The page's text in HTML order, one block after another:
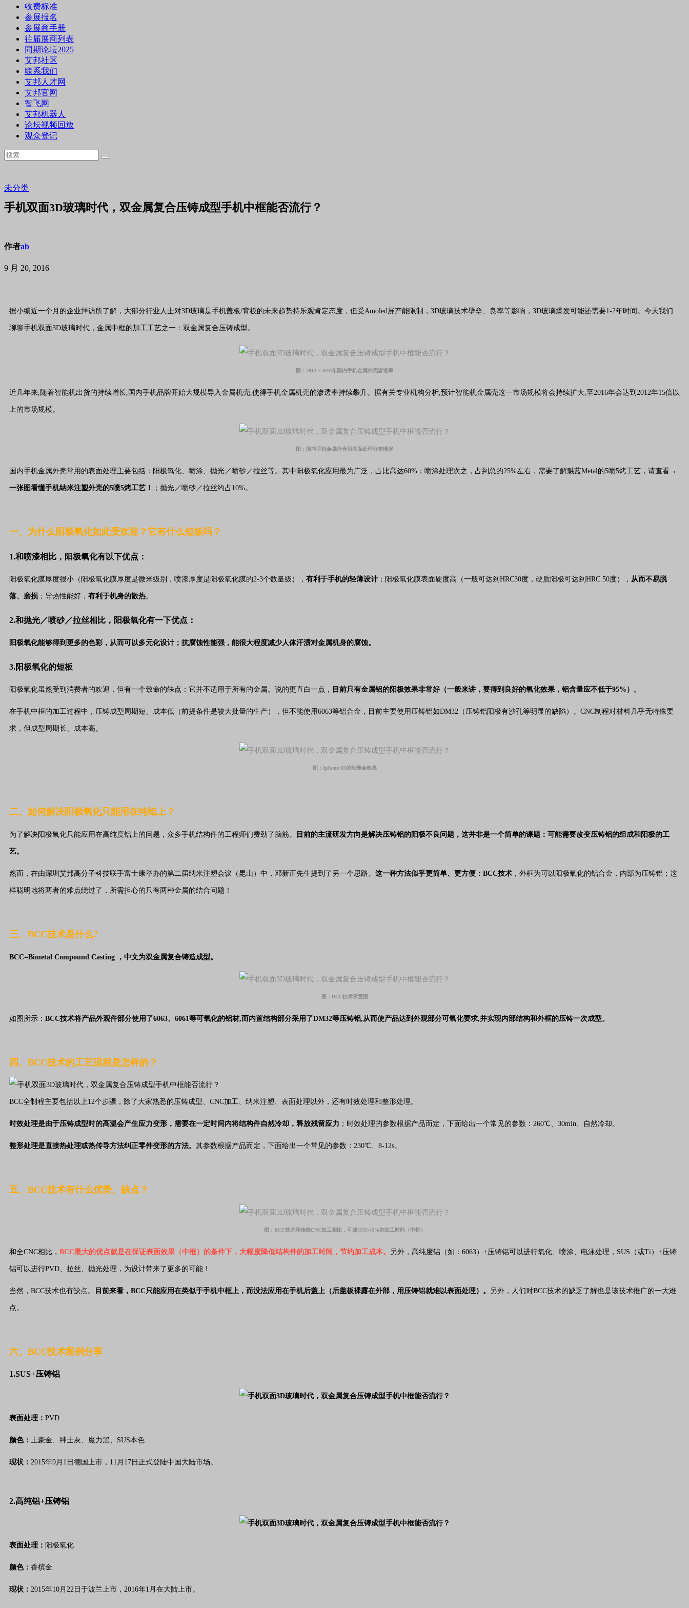
收费标准
参展报名
参展商手册
往届展商列表
同期论坛2025
艾邦社区
联系我们
艾邦人才网
艾邦官网
智飞网
艾邦机器人
论坛视频回放
观众登记
未分类
手机双面3D玻璃时代，双金属复合压铸成型手机中框能否流行？
作者ab
9 月 20, 2016
据小编近一个月的企业拜访所了解，大部分行业人士对3D玻璃是手机盖板/背板的未来趋势持乐观肯定态度，但受Amoled屏产能限制，3D玻璃技术壁垒、良率等影响，3D玻璃爆发可能还需要1-2年时间。今天我们
聊聊手机双面3D玻璃时代，金属中框的加工工艺之一：双金属复合压铸成型。
图：2012－2016年国内手机金属外壳渗透率
近几年来,随着智能机出货的持续增长,国内手机品牌开始大规模导入金属机壳,使得手机金属机壳的渗透率持续攀升。据有关专业机构分析,预计智能机金属壳这一市场规模将会持续扩大,至2016年会达到2012年15倍以
上的市场规模。
图：国内手机金属外壳用表面处理分布情况
国内手机金属外壳常用的表面处理主要包括：阳极氧化、喷涂、抛光／喷砂／拉丝等。其中阳极氧化应用最为广泛，占比高达60% ；喷涂处理次之，占到总的25%左右，需要了解魅蓝Metal的5喷5烤工艺， 请查看→
一张图看懂手机纳米注塑外壳的5喷5烤工艺！ ；抛光／喷砂／拉丝约占10%。
一、为什么阳极氧化如此受欢迎？它有什么短板吗？
1.和喷漆相比， 阳极氧化有以下优点：
阳极氧化膜厚度很小（阳极氧化膜厚度是微米级别，喷漆厚度是阳极氧化膜的2-3个数量级）， 有利于手机的轻薄设计 ；阳极氧化膜表面硬度高（一般可达到HRC30度，硬质阳极可达到HRC 50度）， 从而不易脱
落、磨损 ；导热性能好， 有利于机身的散热。
2.和抛光／喷砂／拉丝相比，阳极氧化有一下优点：
阳极氧化能够得到更多的色彩，从而可以多元化设计；抗腐蚀性能强，能很大程度减少人体汗渍对金属机身的腐蚀。
3.阳极氧化的短板
阳极氧化虽然受到消费者的欢迎，但有一个致命的缺点：它并不适用于所有的金属。说的更直白一点， 目前只有金属铝的阳极效果非常好（一般来讲，要得到良好的氧化效果，铝含量应不低于95%）。
在手机中框的加工过程中，压铸成型周期短、成本低（前提条件是较大批量的生产），但不能使用6063等铝合金，目前主要使用压铸铝如DM32（压铸铝阳极有沙孔等明显的缺陷）。CNC制程对材料几乎无特殊要
求，但成型周期长、成本高。
图：Iphone 6S的玫瑰金效果
二、如何解决阳极氧化只能用在纯铝上？
为了解决阳极氧化只能应用在高纯度铝上的问题，众多手机结构件的工程师们费劲了脑筋。 目前的主流研发方向是解决压铸铝的阳极不良问题，这并非是一个简单的课题：可能需要改变压铸铝的组成和阳极的工
艺。
然而，在由深圳艾邦高分子科技联手富士康举办的第二届纳米注塑会议（昆山）中， 邓新正先生提到了另一个思路。 这一种方法似乎更简单、更方便：BCC技术 ，外框为可以阳极氧化的铝合金，内部为压铸铝；这
样聪明地将两者的难点绕过了，所需担心的只有两种金属的结合问题！
三、BCC技术是什么?
BCC=Bimetal Compound Casting ，中文为双金属复合铸造成型。
图：BCC技术示意图
如图所示： BCC技术将产品外观件部分使用了6063、6061等可氧化的铝材,而内置结构部分采用了DM32等压铸铝,从而使产品达到外观部分可氧化要求,并实现内部结构和外框的压铸一次成型。
四、BCC技术的工艺流程是怎样的？
BCC全制程主要包括以上12个步骤，除了大家熟悉的压铸成型、CNC加工、纳米注塑、表面处理以外，还有时效处理和整形处理。
时效处理是由于压铸成型时的高温会产生应力变形，需要在一定时间内将结构件自然冷却，释放残留应力 ；时效处理的参数根据产品而定，下面给出一个常见的参数：260℃、30min、自然冷却。
整形处理是直接热处理或热传导方法纠正零件变形的方法。 其参数根据产品而定，下面给出一个常见的参数：230℃、8-12s。
五、BCC技术有什么优势、缺点？
图：BCC技术和传统CNC加工相比，可减少35-45%的加工时间（中框）
和全CNC相比， BCC最大的优点就是在保证表面效果（中框）的条件下，大幅度降低结构件的加工时间，节约加工成本。 另外，高纯度铝（如：6063）+压铸铝可以进行氧化、喷涂、电泳处理，SUS（或Ti）+压铸
铝可以进行PVD、拉丝、抛光处理，为设计带来了更多的可能！
当然，BCC技术也有缺点。 目前来看，BCC只能应用在类似于手机中框上，而没法应用在手机后盖上（后盖板裸露在外部，用压铸铝就难以表面处理）。 另外，人们对BCC技术的缺乏了解也是该技术推广的一大难
点。
六、BCC技术案例分享
1.SUS+压铸铝
表面处理： PVD
颜色： 土豪金、绅士灰、魔力黑、SUS本色
现状： 2015年9月1日德国上市，11月17日正式登陆中国大陆市场。
2.高纯铝+压铸铝
表面处理： 阳极氧化
颜色： 香槟金
现状： 2015年10月22日于波兰上市，2016年1月在大陆上市。